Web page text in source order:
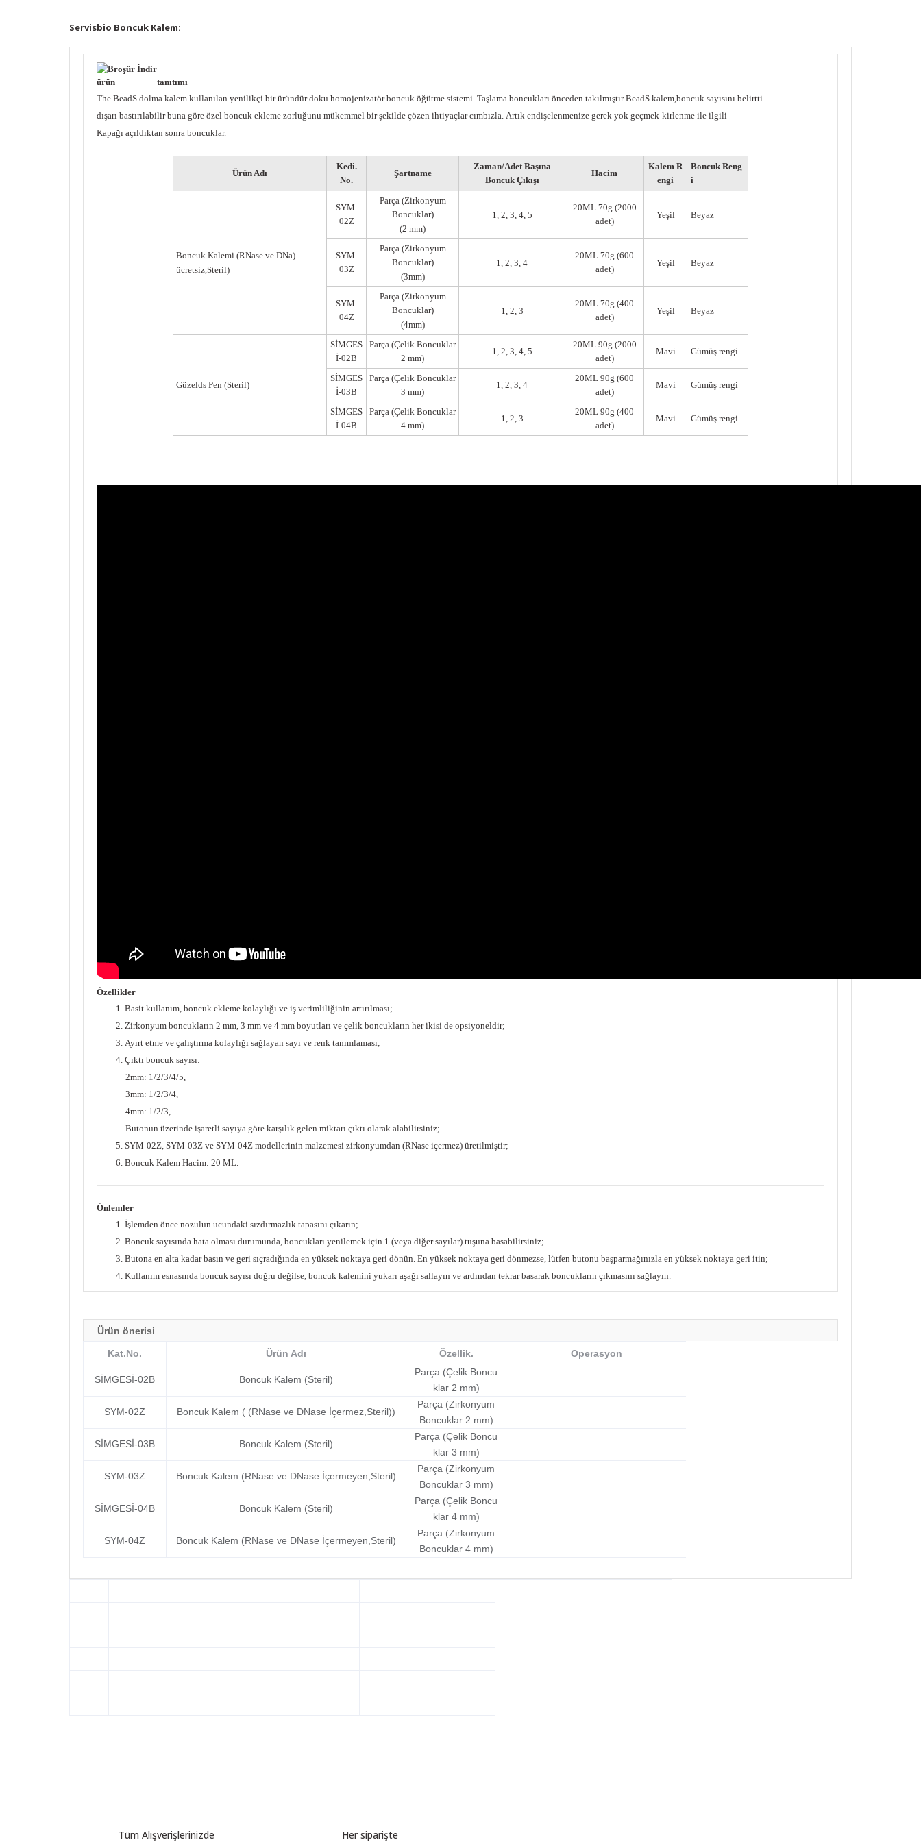
Servisbio Boncuk Kalem:
ürün
tanıtımı
The BeadS dolma kalem kullanılan yenilikçi bir üründürdoku homojenizatör boncuk öğütme sistemi . Taşlama boncukları önceden takılmıştırBeadS kalem, boncuk sayısını belirtti
dışarı bastırılabilirbuna göre özel boncuk ekleme zorluğunu mükemmel bir şekilde çözen ihtiyaçlarcımbızla. Artık endişelenmenize gerek yok geçmek-kirlenme ile ilgili
Kapağı açıldıktan sonra boncuklar.
Ürün Adı
Kedi.
No.
Şartname
Zaman/Adet Başına
Boncuk Çıkışı
Hacim
Kalem R
engi
Boncuk Reng
i
Boncuk Kalemi (RNase ve DNa)
ücretsiz,Steril)
SYM-
02Z
Parça (Zirkonyum
Boncuklar)
(2 mm)
1, 2, 3, 4, 5
20ML 70g (2000
adet)
Yeşil Beyaz
SYM-
03Z
Parça (Zirkonyum
Boncuklar)
(3mm)
1, 2, 3, 4
20ML 70g (600
adet)
Yeşil Beyaz
SYM-
04Z
Parça (Zirkonyum
Boncuklar)
(4mm)
1, 2, 3
20ML 70g (400
adet)
Yeşil Beyaz
Güzelds Pen (Steril)
SİMGES
İ-02B
Parça (Çelik Boncuklar
2 mm)
1, 2, 3, 4, 5
20ML 90g (2000
adet)
Mavi Gümüş rengi
SİMGES
İ-03B
Parça (Çelik Boncuklar
3 mm)
1, 2, 3, 4
20ML 90g (600
adet)
Mavi Gümüş rengi
SİMGES
İ-04B
Parça (Çelik Boncuklar
4 mm)
1, 2, 3
20ML 90g (400
adet)
Mavi Gümüş rengi
Özellikler
1. Basit kullanım, boncuk ekleme kolaylığı ve iş verimliliğinin artırılması;
2. Zirkonyum boncukların 2 mm, 3 mm ve 4 mm boyutları ve çelik boncukların her ikisi de opsiyoneldir;
3. Ayırt etme ve çalıştırma kolaylığı sağlayan sayı ve renk tanımlaması;
4. Çıktı boncuk sayısı:
2mm: 1/2/3/4/5,
3mm: 1/2/3/4,
4mm: 1/2/3,
Butonun üzerinde işaretli sayıya göre karşılık gelen miktarı çıktı olarak alabilirsiniz;
5. SYM-02Z, SYM-03Z ve SYM-04Z modellerinin malzemesi zirkonyumdan (RNase içermez) üretilmiştir;
6. Boncuk Kalem Hacim: 20 ML.
Önlemler
1. İşlemden önce nozulun ucundaki sızdırmazlık tapasını çıkarın;
2. Boncuk sayısında hata olması durumunda, boncukları yenilemek için 1 (veya diğer sayılar) tuşuna basabilirsiniz;
3. Butona en alta kadar basın ve geri sıçradığında en yüksek noktaya geri dönün. En yüksek noktaya geri dönmezse, lütfen butonu başparmağınızla en yüksek noktaya geri itin;
4. Kullanım esnasında boncuk sayısı doğru değilse, boncuk kalemini yukarı aşağı sallayın ve ardından tekrar basarak boncukların çıkmasını sağlayın.
Ürün önerisi
Kat.No. Ürün Adı Özellik. Operasyon
SİMGESİ-02B Boncuk Kalem (Steril)
Parça (Çelik Boncu
klar 2 mm)
SYM-02Z Boncuk Kalem ( (RNase ve DNase İçermez,Steril))
Parça (Zirkonyum
Boncuklar 2 mm)
SİMGESİ-03B Boncuk Kalem (Steril)
Parça (Çelik Boncu
klar 3 mm)
SYM-03Z Boncuk Kalem (RNase ve DNase İçermeyen,Steril)
Parça (Zirkonyum
Boncuklar 3 mm)
SİMGESİ-04B Boncuk Kalem (Steril)
Parça (Çelik Boncu
klar 4 mm)
SYM-04Z Boncuk Kalem (RNase ve DNase İçermeyen,Steril)
Parça (Zirkonyum
Boncuklar 4 mm)
Tüm Alışverişlerinizde Her siparişte